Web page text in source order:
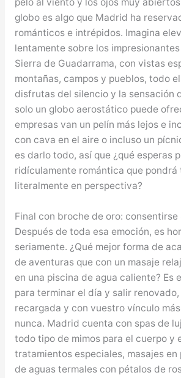
globo es algo que Madrid ha
románticos e intrépidos. Imagina
lentamente sobre los
Sierra de Guadarrama, con vistas
montañas, campos y pueblos, todo
disfrutas del silencio y la sensación
solo un globo aerostático puede
empresas van un pelín más lejos e
con cava en el aire o incluso un
es darlo todo, así que ¿qué esperas
ridículamente romántica que pondrá
literalmente en perspectiva?
Final con broche de oro: consentirse
Después de toda esa emoción, es
seriamente. ¿Qué mejor forma de
de aventuras que con un masaje
en una piscina de agua caliente? Es
para terminar el día y salir
recargada y con vuestro vínculo
nunca. Madrid cuenta con spas de
todo tipo de mimos para el cuerpo y
tratamientos especiales, masajes
de aguas termales con pétalos de